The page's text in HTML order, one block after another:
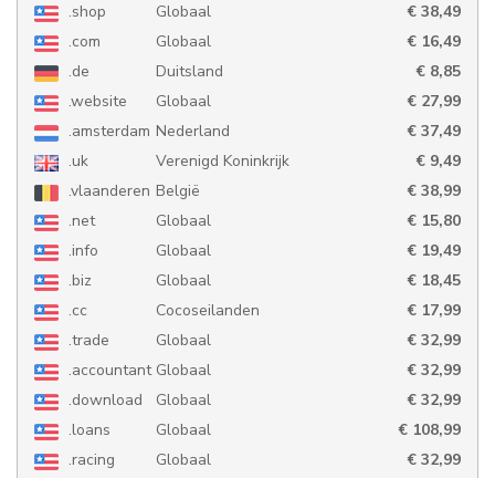
.shop
Globaal
€ 38,49
.com
Globaal
€ 16,49
.de
Duitsland
€ 8,85
.website
Globaal
€ 27,99
.amsterdam Nederland
€ 37,49
.uk
Verenigd Koninkrijk
€ 9,49
.vlaanderen België
€ 38,99
.net
Globaal
€ 15,80
.info
Globaal
€ 19,49
.biz
Globaal
€ 18,45
.cc
Cocoseilanden
€ 17,99
.trade
Globaal
€ 32,99
.accountant Globaal
€ 32,99
.download
Globaal
€ 32,99
.loans
Globaal
€ 108,99
.racing
Globaal
€ 32,99